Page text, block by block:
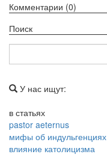
Комментарии (0)
Поиск
У нас ищут:
в статьях
pastor aeternus
мифы об индульгенциях
влияние католицизма